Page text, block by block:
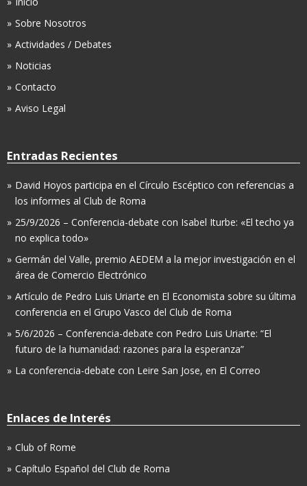
Sobre Nosotros
Actividades / Debates
Noticias
Contacto
Aviso Legal
Entradas Recientes
David Hoyos participa en el Círculo Escéptico con referencias a
los informes al Club de Roma
25/9/2026 – Conferencia-debate con Isabel Iturbe: «El techo ya
no explica todo»
Germán del Valle, premio AEDEM a la mejor investigación en el
área de Comercio Electrónico
Artículo de Pedro Luis Uriarte en El Economista sobre su última
conferencia en el Grupo Vasco del Club de Roma
5/6/2026 – Conferencia-debate con Pedro Luis Uriarte: “El
futuro de la humanidad: razones para la esperanza”
La conferencia-debate con Leire San Jose, en El Correo
Enlaces de Interés
Club of Rome
Capítulo Español del Club de Roma